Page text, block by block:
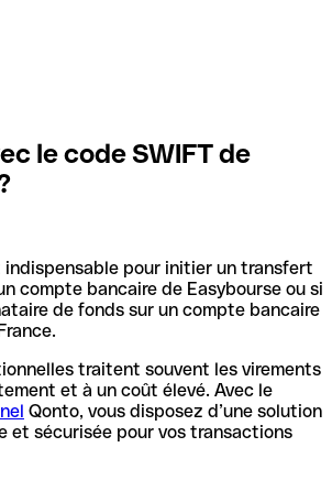
le code SWIFT de
indispensable pour initier un transfert
compte bancaire de Easybourse ou si
de fonds sur un compte bancaire
traitent souvent les virements
et à un coût élevé. Avec le
Qonto, vous disposez d’une solution
et sécurisée pour vos transactions